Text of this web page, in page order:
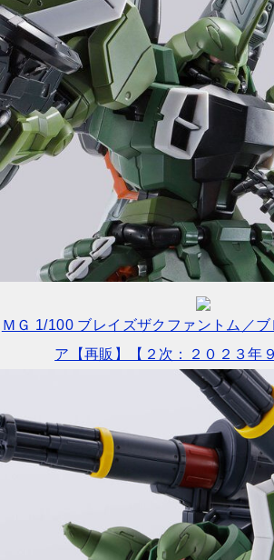
ＭＧ 1/100 ブレイズザクファントム／
ア【再販】【２次：２０２３年